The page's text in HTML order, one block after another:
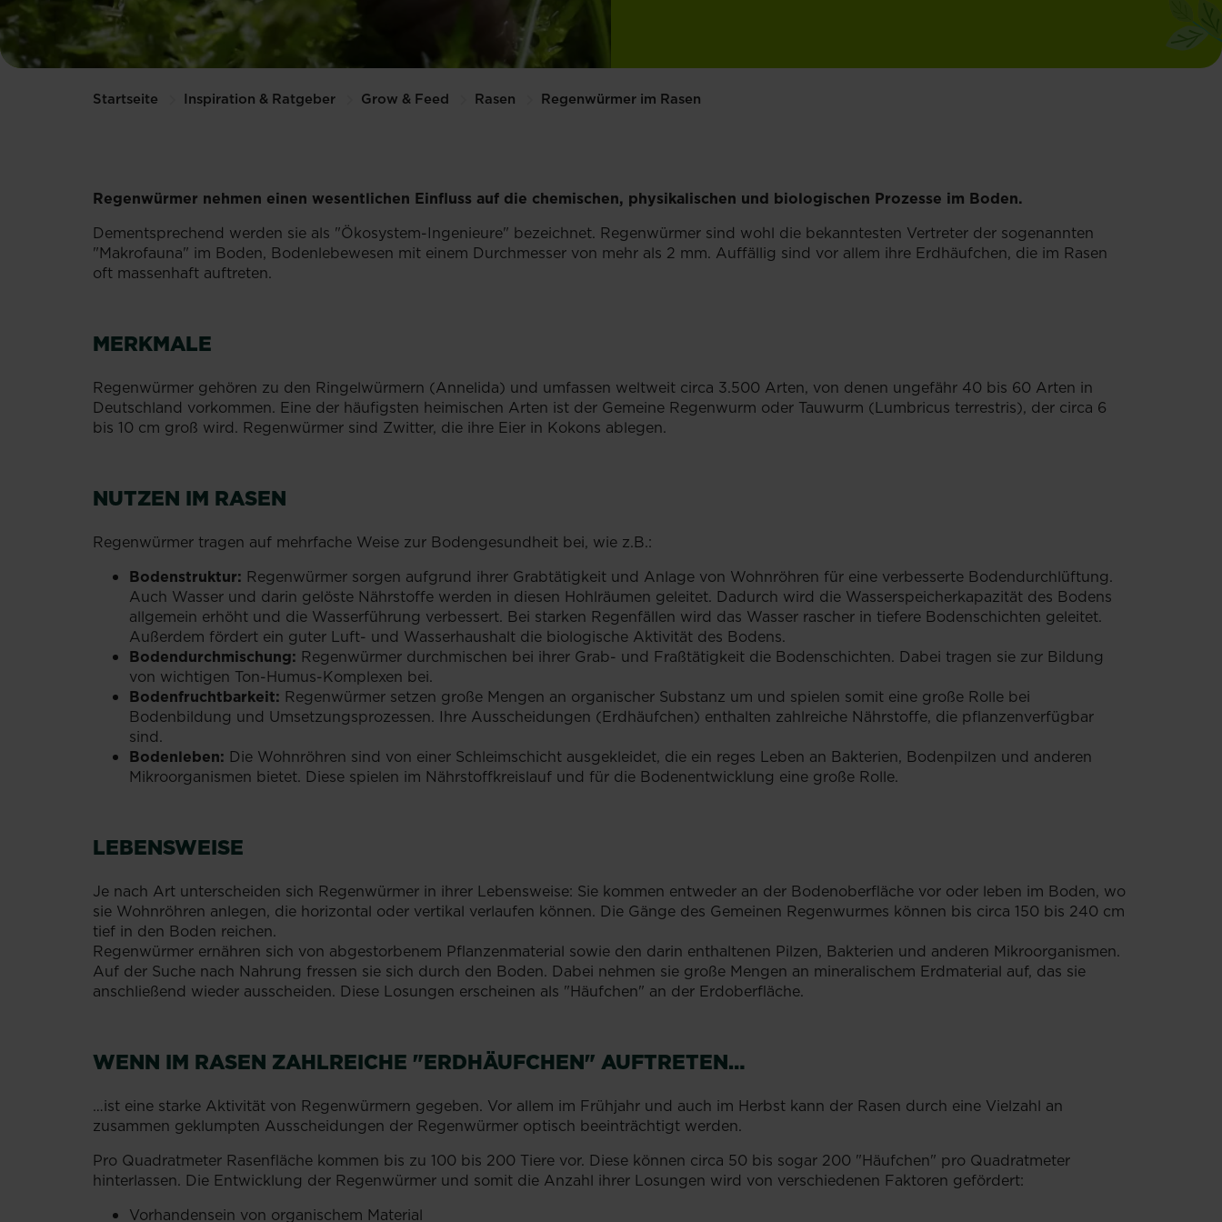
Startseite Inspiration & Ratgeber Grow & Feed Rasen Regenwürmer im Rasen
Regenwürmer nehmen einen wesentlichen Einfluss auf die chemischen, physikalischen und biologischen Prozesse im Boden.
Dementsprechend werden sie als "Ökosystem-Ingenieure" bezeichnet. Regenwürmer sind wohl die bekanntesten Vertreter der sogenannten
"Makrofauna" im Boden, Bodenlebewesen mit einem Durchmesser von mehr als 2 mm. Auffällig sind vor allem ihre Erdhäufchen, die im Rasen
oft massenhaft auftreten.
MERKMALE
Regenwürmer gehören zu den Ringelwürmern (Annelida) und umfassen weltweit circa 3.500 Arten, von denen ungefähr 40 bis 60 Arten in
Deutschland vorkommen. Eine der häufigsten heimischen Arten ist der Gemeine Regenwurm oder Tauwurm (Lumbricus terrestris), der circa 6
bis 10 cm groß wird. Regenwürmer sind Zwitter, die ihre Eier in Kokons ablegen.
NUTZEN IM RASEN
Regenwürmer tragen auf mehrfache Weise zur Bodengesundheit bei, wie z.B.:
Bodenstruktur: Regenwürmer sorgen aufgrund ihrer Grabtätigkeit und Anlage von Wohnröhren für eine verbesserte Bodendurchlüftung.
Auch Wasser und darin gelöste Nährstoffe werden in diesen Hohlräumen geleitet. Dadurch wird die Wasserspeicherkapazität des Bodens
allgemein erhöht und die Wasserführung verbessert. Bei starken Regenfällen wird das Wasser rascher in tiefere Bodenschichten geleitet.
Außerdem fördert ein guter Luft- und Wasserhaushalt die biologische Aktivität des Bodens.
Bodendurchmischung: Regenwürmer durchmischen bei ihrer Grab- und Fraßtätigkeit die Bodenschichten. Dabei tragen sie zur Bildung
von wichtigen Ton-Humus-Komplexen bei.
Bodenfruchtbarkeit: Regenwürmer setzen große Mengen an organischer Substanz um und spielen somit eine große Rolle bei
Bodenbildung und Umsetzungsprozessen. Ihre Ausscheidungen (Erdhäufchen) enthalten zahlreiche Nährstoffe, die pflanzenverfügbar
sind.
Bodenleben: Die Wohnröhren sind von einer Schleimschicht ausgekleidet, die ein reges Leben an Bakterien, Bodenpilzen und anderen
Mikroorganismen bietet. Diese spielen im Nährstoffkreislauf und für die Bodenentwicklung eine große Rolle.
LEBENSWEISE
Je nach Art unterscheiden sich Regenwürmer in ihrer Lebensweise: Sie kommen entweder an der Bodenoberfläche vor oder leben im Boden, wo
sie Wohnröhren anlegen, die horizontal oder vertikal verlaufen können. Die Gänge des Gemeinen Regenwurmes können bis circa 150 bis 240 cm
tief in den Boden reichen.
Regenwürmer ernähren sich von abgestorbenem Pflanzenmaterial sowie den darin enthaltenen Pilzen, Bakterien und anderen Mikroorganismen.
Auf der Suche nach Nahrung fressen sie sich durch den Boden. Dabei nehmen sie große Mengen an mineralischem Erdmaterial auf, das sie
anschließend wieder ausscheiden. Diese Losungen erscheinen als "Häufchen" an der Erdoberfläche.
WENN IM RASEN ZAHLREICHE "ERDHÄUFCHEN" AUFTRETEN…
…ist eine starke Aktivität von Regenwürmern gegeben. Vor allem im Frühjahr und auch im Herbst kann der Rasen durch eine Vielzahl an
zusammen geklumpten Ausscheidungen der Regenwürmer optisch beeinträchtigt werden.
Pro Quadratmeter Rasenfläche kommen bis zu 100 bis 200 Tiere vor. Diese können circa 50 bis sogar 200 "Häufchen" pro Quadratmeter
hinterlassen. Die Entwicklung der Regenwürmer und somit die Anzahl ihrer Losungen wird von verschiedenen Faktoren gefördert:
Vorhandensein von organischem Material